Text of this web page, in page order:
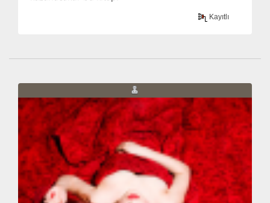
Kayıtlı